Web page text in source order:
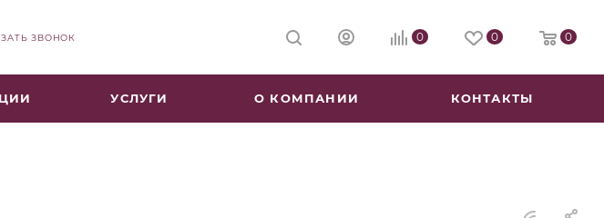
ЗВОНОК 0 0 0
УСЛУГИ О КОМПАНИИ КОНТАКТЫ